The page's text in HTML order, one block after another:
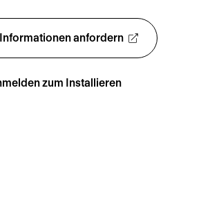
anfordern
zum Installieren